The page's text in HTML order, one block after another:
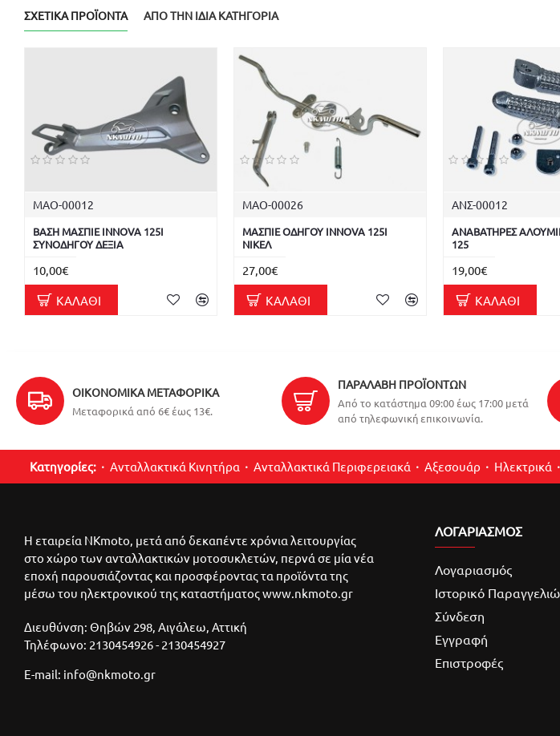
ΣΧΕΤΙΚΆ ΠΡΟΪΌΝΤΑ ΑΠΌ ΤΗΝ ΊΔΙΑ ΚΑΤΗΓΟΡΊΑ
ΜΑΟ-00012
ΒΑΣΗ ΜΑΣΠΙΕ INNOVA 125I
ΣΥΝΟΔΗΓΟΥ ΔΕΞΙΑ
10,00€
ΚΑΛΆΘΙ
ΜΑΟ-00026
ΜΑΣΠΙΕ ΟΔΗΓΟΥ INNOVA 125I
ΝΙΚΕΛ
27,00€
ΚΑΛΆΘΙ
ΑΝΣ-00012
ΑΝΑΒΑΤΗΡΕΣ
125
19,00€
ΚΑΛΆΘΙ
ΟΙΚΟΝΟΜΙΚΆ ΜΕΤΑΦΟΡΙΚΆ
Μεταφορικά από 6€ έως 13€.
ΠΑΡΑΛΑΒΉ ΠΡΟΪΌΝΤΩΝ
Από το κατάστημα 09:00 έως 17:00 μετά
από τηλεφωνική επικοινωνία.
Κατηγορίες: Ανταλλακτικά Κινητήρα Ανταλλακτικά Περιφερειακά Αξεσουάρ Ηλεκτρικά
Η εταιρεία NKmoto, μετά από δεκαπέντε χρόνια λειτουργίας
στο χώρο των ανταλλακτικών μοτοσυκλετών, περνά σε μία νέα
εποχή παρουσιάζοντας και προσφέροντας τα προϊόντα της
μέσω του ηλεκτρονικού της καταστήματος www.nkmoto.gr
Διευθύνση: Θηβών 298, Αιγάλεω, Αττική
Τηλέφωνο: 2130454926 - 2130454927
E-mail: info@nkmoto.gr
ΛΟΓΑΡΙΑΣΜΌΣ
Λογαριασμός
Ιστορικό
Σύνδεση
Εγγραφή
Επιστροφές